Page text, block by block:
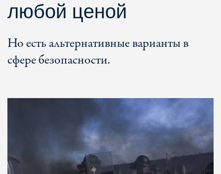
любой ценой
Но есть альтернативные варианты в
сфере безопасности.